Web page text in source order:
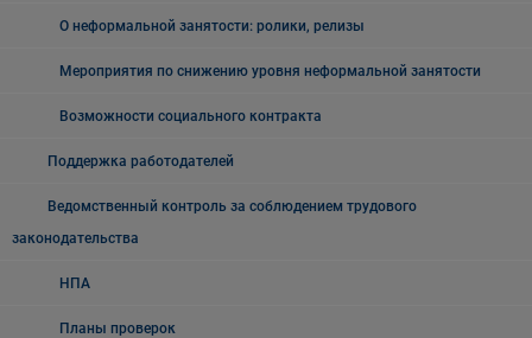
О неформальной занятости: ролики, релизы
Мероприятия по снижению уровня неформальной занятости
Возможности социального контракта
Поддержка работодателей
Ведомственный контроль за соблюдением трудового
законодательства
НПА
Планы проверок